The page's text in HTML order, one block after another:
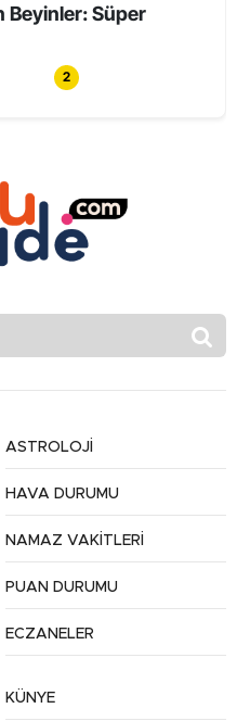
Beyinler: Süper
2
ASTROLOJİ
HAVA DURUMU
NAMAZ VAKİTLERİ
PUAN DURUMU
ECZANELER
KÜNYE